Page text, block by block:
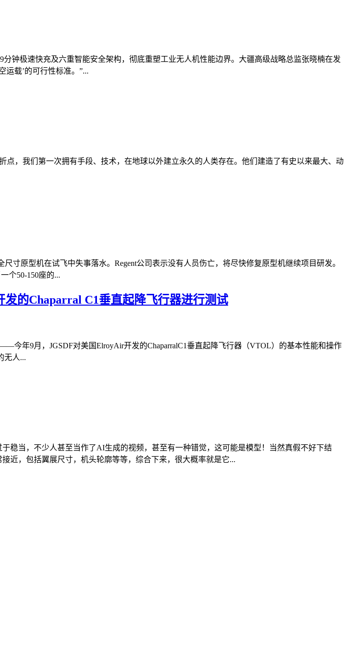
钟极速快充及六重智能安全架构，彻底重塑工业无人机性能边界。大疆高级战略总监张晓楠在发
运载’的可行性标准。”...
点，我们第一次拥有手段、技术，在地球以外建立永久的人类存在。他们建造了有史以来最大、动
寸原型机在试飞中失事落水。Regent公司表示没有人员伤亡，将尽快修复原型机继续项目研发。
个50-150座的...
的Chaparral C1垂直起降飞行器进行测试
年9月，JGSDF对美国ElroyAir开发的ChaparralC1垂直起降飞行器（VTOL）的基本性能和操作
无人...
稳当，不少人甚至当作了AI生成的视频，甚至有一种错觉，这可能是模型！当然真假不好下结
近，包括翼展尺寸，机头轮廓等等，综合下来，很大概率就是它...